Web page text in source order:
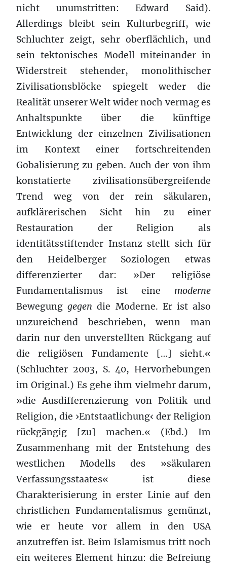
nicht unumstritten: Edward Said).
Allerdings bleibt sein Kulturbegriff, wie
Schluchter zeigt, sehr oberflächlich, und
sein tektonisches Modell miteinander in
Widerstreit stehender, monolithischer
Zivilisationsblöcke spiegelt weder die
Realität unserer Welt wider noch vermag es
Anhaltspunkte über die künftige
Entwicklung der einzelnen Zivilisationen
im Kontext einer fortschreitenden
Gobalisierung zu geben. Auch der von ihm
konstatierte zivilisationsübergreifende
Trend weg von der rein säkularen,
aufklärerischen Sicht hin zu einer
Restauration der Religion als
identitätsstiftender Instanz stellt sich für
den Heidelberger Soziologen etwas
differenzierter dar: »Der religiöse
Fundamentalismus ist eine moderne
Bewegunggegen die Moderne. Er ist also
unzureichend beschrieben, wenn man
darin nur den unverstellten Rückgang auf
die religiösen Fundamente […] sieht.«
(Schluchter 2003, S. 40, Hervorhebungen
im Original.) Es gehe ihm vielmehr darum,
»die Ausdifferenzierung von Politik und
Religion, die ›Entstaatlichung‹ der Religion
rückgängig [zu] machen.« (Ebd.) Im
Zusammenhang mit der Entstehung des
westlichen Modells des »säkularen
Verfassungsstaates« ist diese
Charakterisierung in erster Linie auf den
christlichen Fundamentalismus gemünzt,
wie er heute vor allem in den USA
anzutreffen ist. Beim Islamismus tritt noch
ein weiteres Element hinzu: die Befreiung